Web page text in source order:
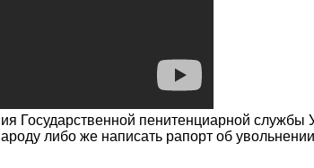
Государственной пенитенциарной
либо же написать рапорт об